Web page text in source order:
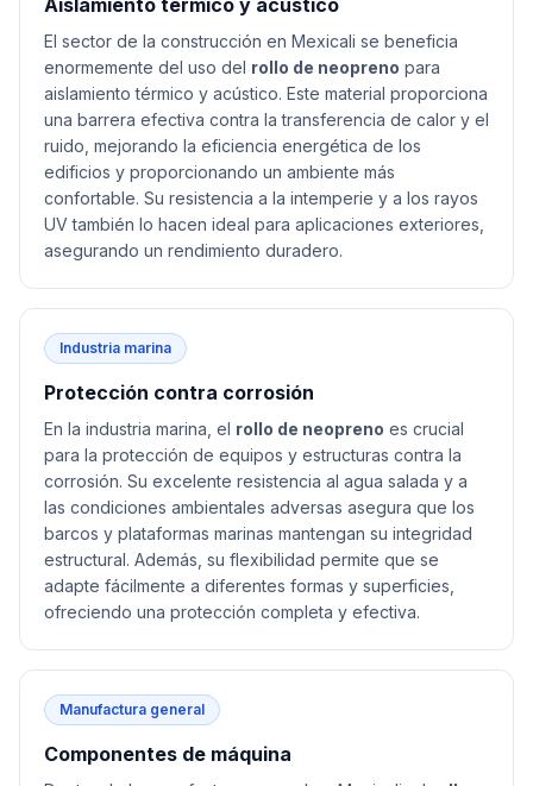
Aislamiento térmico y acústico
El sector de la construcción en Mexicali se beneficia
enormemente del uso del rollo de neopreno para
aislamiento térmico y acústico. Este material proporciona
una barrera efectiva contra la transferencia de calor y el
ruido, mejorando la eficiencia energética de los
edificios y proporcionando un ambiente más
confortable. Su resistencia a la intemperie y a los rayos
UV también lo hacen ideal para aplicaciones exteriores,
asegurando un rendimiento duradero.
Industria marina
Protección contra corrosión
En la industria marina, el rollo de neopreno es crucial
para la protección de equipos y estructuras contra la
corrosión. Su excelente resistencia al agua salada y a
las condiciones ambientales adversas asegura que los
barcos y plataformas marinas mantengan su integridad
estructural. Además, su flexibilidad permite que se
adapte fácilmente a diferentes formas y superficies,
ofreciendo una protección completa y efectiva.
Manufactura general
Componentes de máquina